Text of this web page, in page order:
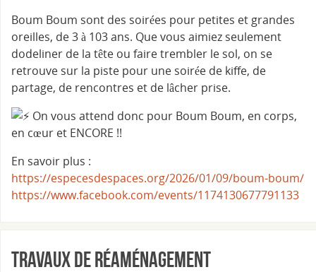
Boum Boum sont des soirées pour petites et grandes
oreilles, de 3 à 103 ans. Que vous aimiez seulement
dodeliner de la tête ou faire trembler le sol, on se
retrouve sur la piste pour une soirée de kiffe, de
partage, de rencontres et de lâcher prise.
On vous attend donc pour Boum Boum, en corps,
en cœur et ENCORE !!
En savoir plus :
https://especesdespaces.org/2026/01/09/boum-boum/
https://www.facebook.com/events/1174130677791133
Travaux de réaménagement